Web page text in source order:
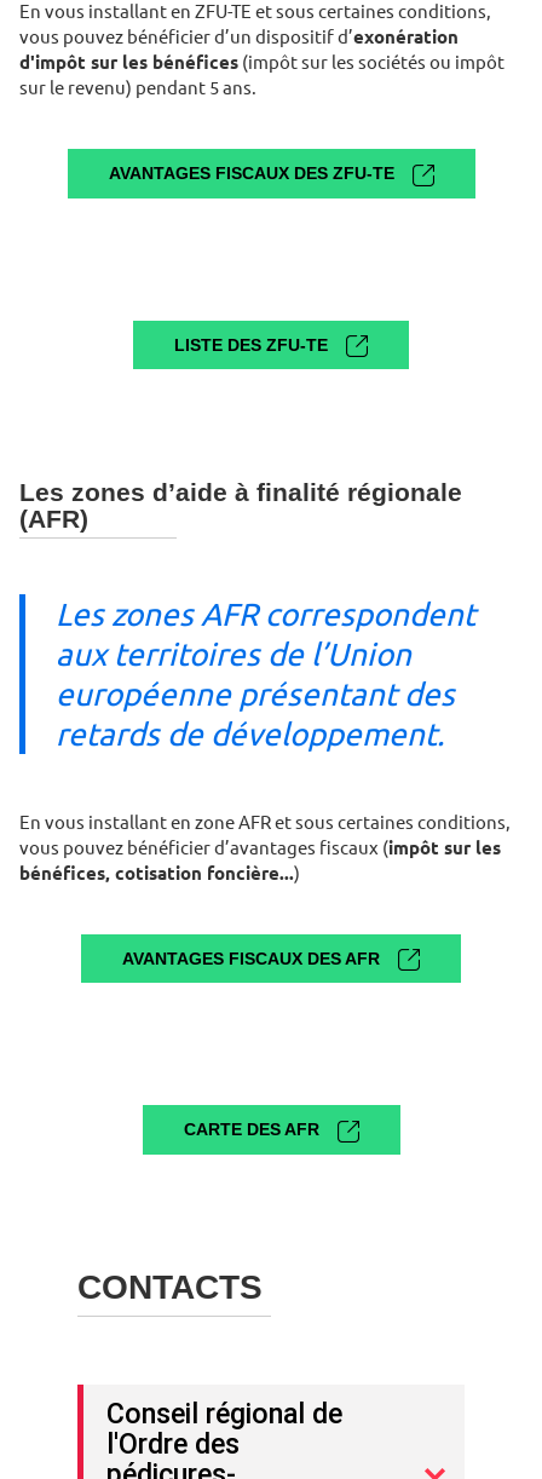
En vous installant en ZFU-TE et sous certaines conditions,
vous pouvez bénéficier d’un dispositif d’exonération
d'impôt sur les bénéfices (impôt sur les sociétés ou impôt
sur le revenu) pendant 5 ans.
AVANTAGES FISCAUX DES ZFU-TE
LISTE DES ZFU-TE
Les zones d’aide à finalité régionale
(AFR)
Les zones AFR correspondent
aux territoires de l’Union
européenne présentant des
retards de développement.
En vous installant en zone AFR et sous certaines conditions,
vous pouvez bénéficier d’avantages fiscaux (impôt sur les
bénéfices, cotisation foncière...)
AVANTAGES FISCAUX DES AFR
CARTE DES AFR
CONTACTS
Conseil régional de
l'Ordre des